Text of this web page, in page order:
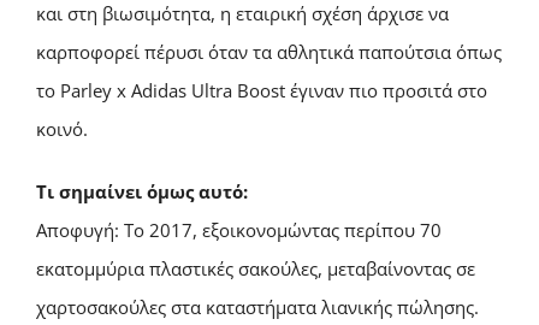
και στη βιωσιμότητα, η εταιρική σχέση άρχισε να
καρποφορεί πέρυσι όταν τα αθλητικά παπούτσια όπως
το Parley x Adidas Ultra Boost έγιναν πιο προσιτά στο
κοινό.
Τι σημαίνει όμως αυτό:
Αποφυγή: Το 2017, εξοικονομώντας περίπου 70
εκατομμύρια πλαστικές σακούλες, μεταβαίνοντας σε
χαρτοσακούλες στα καταστήματα λιανικής πώλησης.